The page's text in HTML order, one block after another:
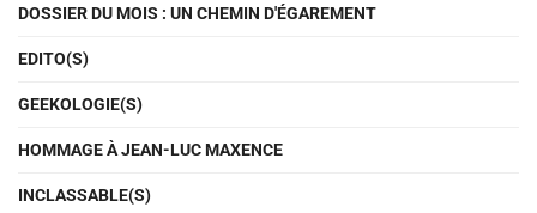
DOSSIER DU MOIS : UN CHEMIN D'ÉGAREMENT
EDITO(S)
GEEKOLOGIE(S)
HOMMAGE À JEAN-LUC MAXENCE
INCLASSABLE(S)